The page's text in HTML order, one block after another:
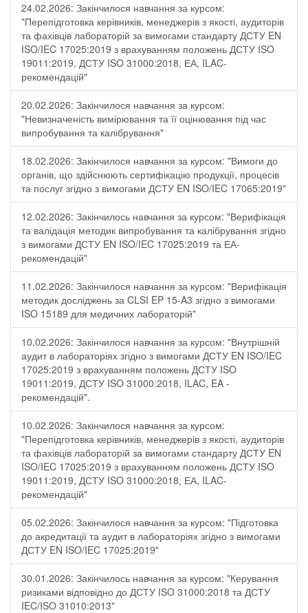
24.02.2026: Закінчилося навчання за курсом:
"Перепідготовка керівників, менеджерів з якості, аудиторів
та фахівців лабораторій за вимогами стандарту ДСТУ EN
ISO/IEC 17025:2019 з врахуванням положень ДСТУ ISO
19011:2019, ДСТУ ISO 31000:2018, ЕА, ILAC-
рекомендацій"
20.02.2026: Закінчилося навчання за курсом:
"Невизначеність вимірювання та її оцінювання під час
випробування та калібрування"
18.02.2026: Закінчилося навчання за курсом: "Вимоги до
органів, що здійснюють сертифікацію продукції, процесів
та послуг згідно з вимогами ДСТУ EN ISO/IEC 17065:2019"
12.02.2026: Закінчилось навчання за курсом: "Верифікація
та валідація методик випробування та калібрування згідно
з вимогами ДСТУ EN ISO/IEC 17025:2019 та ЕА-
рекомендацій"
11.02.2026: Закінчилося навчання за курсом: "Верифікація
методик досліджень за CLSI EP 15-A3 згідно з вимогами
ISO 15189 для медичних лабораторій"
10.02.2026: Закінчилося навчання за курсом: "Внутрішній
аудит в лабораторіях згідно з вимогами ДСТУ EN ISO/IEC
17025:2019 з врахуванням положень ДСТУ ISO
19011:2019, ДСТУ ISO 31000:2018, ILAC, EA -
рекомендацій".
10.02.2026: Закінчилося навчання за курсом:
"Перепідготовка керівників, менеджерів з якості, аудиторів
та фахівців лабораторій за вимогами стандарту ДСТУ EN
ISO/IEC 17025:2019 з врахуванням положень ДСТУ ISO
19011:2019, ДСТУ ISO 31000:2018, ЕА, ILAC-
рекомендацій"
05.02.2026: Закінчилося навчання за курсом: "Підготовка
до акредитації та аудит в лабораторіях згідно з вимогами
ДСТУ EN ISO/IEC 17025:2019"
30.01.2026: Закінчилось навчання за курсом: "Керування
ризиками відповідно до ДСТУ ISO 31000:2018 та ДСТУ
IEC/ISO 31010:2013"